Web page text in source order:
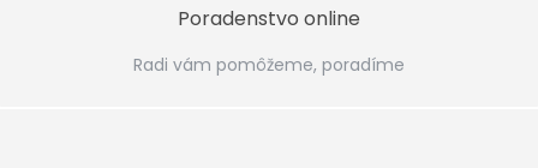
Poradenstvo online
Radi vám pomôžeme, poradíme